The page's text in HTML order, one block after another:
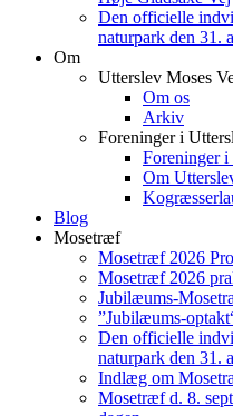
Den officielle
naturpark den 31.
Om
Utterslev Moses
Om os
Arkiv
Foreninger i
Foreninger
Om
Blog
Mosetræf
Mosetræf 2026
Mosetræf 2026
Jubilæums-
”Jubilæums-
Den officielle
naturpark den 31.
Indlæg om
Mosetræf d. 8.